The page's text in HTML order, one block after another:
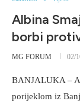
Albina
borbi
MG FORUM 02/
BANJALUKA –
porijeklom iz